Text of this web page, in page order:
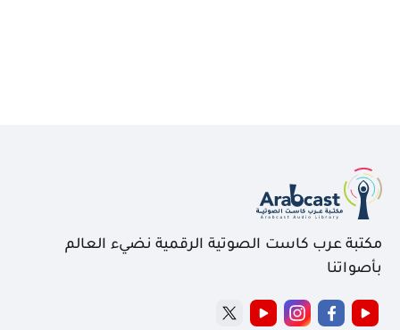
مكتبة عرب كاست الصوتية الرقمية نضيء العالم
بأصواتنا